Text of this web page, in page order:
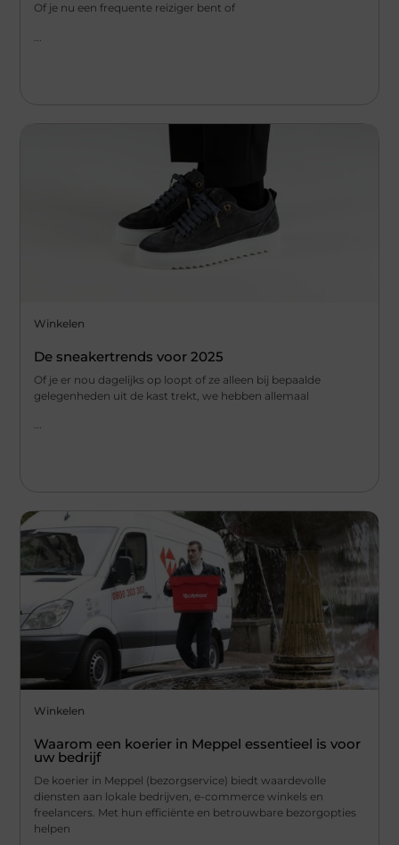
Of je nu een frequente reiziger bent of
Winkelen
De sneakertrends voor 2025
Of je er nou dagelijks op loopt of ze alleen bij bepaalde
gelegenheden uit de kast trekt, we hebben allemaal
Winkelen
Waarom een koerier in Meppel essentieel is voor
uw bedrijf
De koerier in Meppel (bezorgservice) biedt waardevolle
diensten aan lokale bedrijven, e-commerce winkels en
freelancers. Met hun efficiënte en betrouwbare bezorgopties
helpen